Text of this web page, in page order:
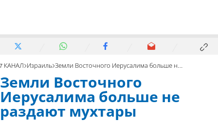
7 КАНАЛ Израиль Земли Восточного Иерусалима больше не раздают мухтары
Земли Восточного
Иерусалима больше не
раздают мухтары